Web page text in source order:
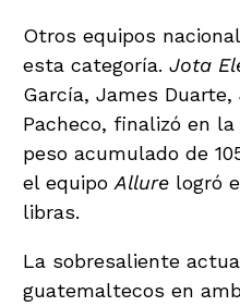
Otros equipos
esta categoría. Jota
García, James
Pacheco, finalizó en
peso acumulado de
el equipo Allure logró
libras.
La sobresaliente
guatemaltecos en